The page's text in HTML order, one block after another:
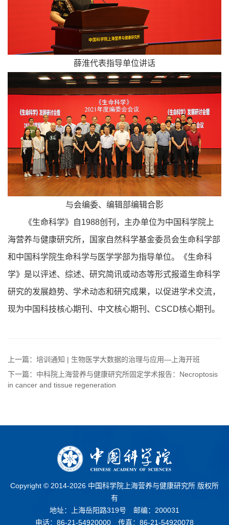
薛淮代表指导单位讲话
与会编委、编辑部编辑合影
《生命科学》自1988创刊，主办单位为中国科学院上
海营养与健康研究所，国家自然科学基金委员会生命科学部
和中国科学院生命科学与医学学部为指导单位。《生命科
学》是以评述、综述、研究简讯或动态等形式报道生命科学
研究的发展趋势、学术动态和研究成果，以促进学术交流，
现为中国科技核心期刊、中文核心期刊、CSCD核心期刊。
上一篇：培训通知 | 生物医学大数据的治理与应用—上海开班
下一篇：中科院上海营养与健康研究所固定学术报告：Necroptosis
in cancer and tissue regeneration
Copyright © 2014-2026 中国科学院上海营养与健康研究所 版权所
有
地址：上海岳阳路319号 邮编：200031
电话：86-21-54920000 传真：86-21-54920078